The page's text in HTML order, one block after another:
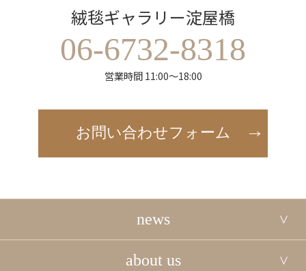
絨毯ギャラリー淀屋橋
06-6732-8318
営業時間 11:00～18:00
お問い合わせフォーム
news
about us